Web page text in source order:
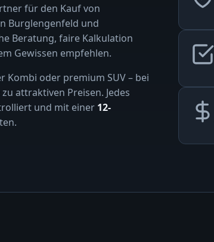
für den Kauf von
Burglengenfeld und
Beratung, faire Kalkulation
Gewissen empfehlen.
oder premium SUV – bei
attraktiven Preisen. Jedes
und mit einer 12-